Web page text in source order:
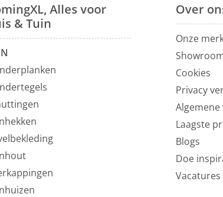
Alles voor
& Tuin
Over
Onze
Cookies
Privacy
Laagste
Blogs
Doe
Vacatures